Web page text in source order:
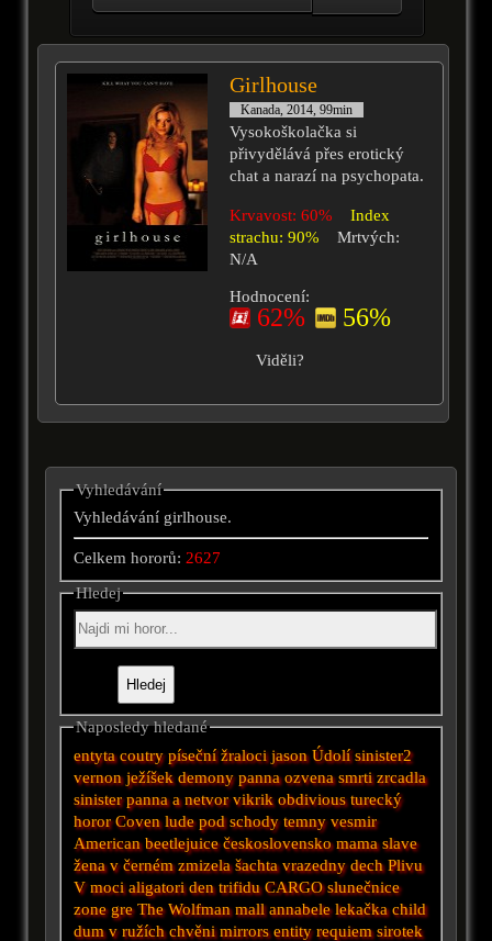
Girlhouse
Kanada, 2014, 99min
Vysokoškolačka si
přivydělává přes erotický
chat a narazí na psychopata.
Krvavost: 60%
Index
strachu: 90%
Mrtvých:
N/A
Hodnocení:
62% 56%
Viděli?
Vyhledávání
Vyhledávání girlhouse.
Celkem hororů:2627
Hledej
Naposledy hledané
entyta coutry píseční žraloci jason Údolí sinister2
vernon ježíšek demony panna ozvena smrti zrcadla
sinister panna a netvor vikrik obdivious turecký
horor Coven lude pod schody temny vesmir
American beetlejuice československo mama slave
žena v černém zmizela šachta vrazedny dech Plivu
V mocialigatori den trifidu CARGO slunečnice
zonegre The Wolfman mall annabele lekačka child
dum v ružích chvěni mirrors entity requiem sirotek